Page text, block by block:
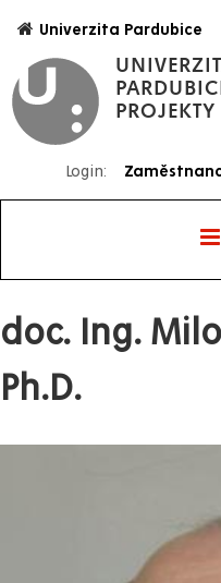
hlavnímu
obsahu
PROJEKTY
Univerzita Pardubice
Login:
doc. Ing.
Ph.D.